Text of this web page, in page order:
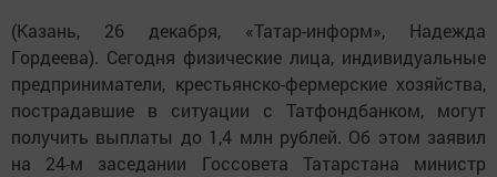
(Казань, 26 декабря, «Татар-информ», Надежда
Гордеева). Сегодня физические лица, индивидуальные
предприниматели, крестьянско-фермерские хозяйства,
пострадавшие в ситуации с Татфондбанком, могут
получить выплаты до 1,4 млн рублей. Об этом заявил
на 24-м заседании Госсовета Татарстана министр